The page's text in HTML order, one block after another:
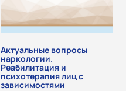
Актуальные вопросы
наркологии.
Реабилитация и
психотерапия лиц с
зависимостями